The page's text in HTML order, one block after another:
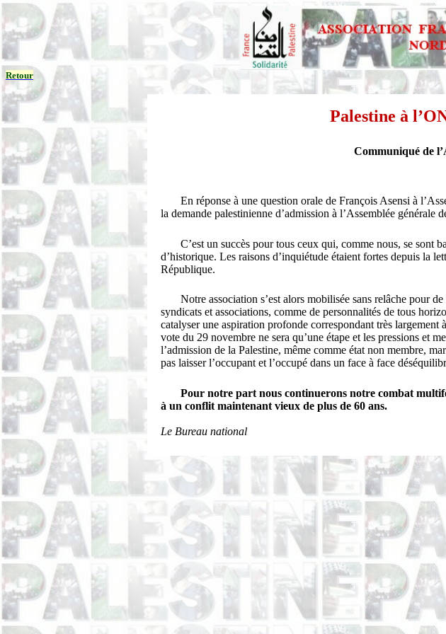
Retour
Palestine à
Communiqué de
En réponse à une question orale de François Asensi à
la demande palestinienne d’admission à l’Assemblée générale
C’est un succès pour tous ceux qui, comme nous, se sont
d’historique. Les raisons d’inquiétude étaient fortes depuis la
République.
Notre association s’est alors mobilisée sans relâche pour
syndicats et associations, comme de personnalités de tous
catalyser une aspiration profonde correspondant très largement
vote du 29 novembre ne sera qu’une étape et les pressions et
l’admission de la Palestine, même comme état non membre,
pas laisser l’occupant et l’occupé dans un face à face
Pour notre part nous continuerons notre combat
à un conflit maintenant vieux de plus de 60 ans.
Le Bureau national